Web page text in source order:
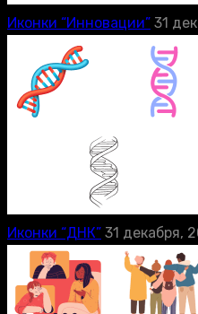
Иконки “Инновации” 31
Иконки “ДНК” 31 декабря,